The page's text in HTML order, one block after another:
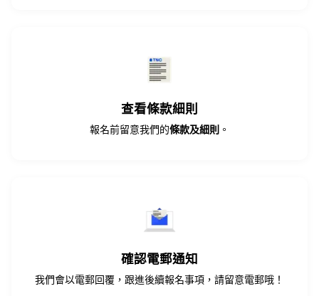
查看條款細則
報名前留意我們的條款及細則 。
確認電郵通知
我們會以電郵回覆，跟進後續報名事項，請留意電郵哦！